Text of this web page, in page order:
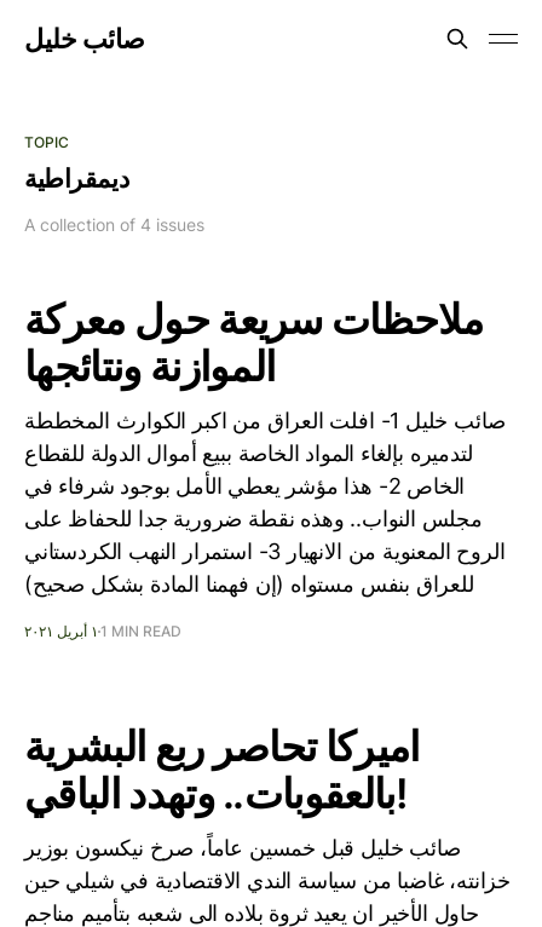
صائب خليل
TOPIC
ديمقراطية
A collection of 4 issues
ملاحظات سريعة حول معركة
الموازنة ونتائجها
صائب خليل 1- افلت العراق من اكبر الكوارث المخططة
لتدميره بإلغاء المواد الخاصة ببيع أموال الدولة للقطاع
الخاص 2- هذا مؤشر يعطي الأمل بوجود شرفاء في
مجلس النواب.. وهذه نقطة ضرورية جدا للحفاظ على
الروح المعنوية من الانهيار 3- استمرار النهب الكردستاني
للعراق بنفس مستواه (إن فهمنا المادة بشكل صحيح)
١ أبريل ٢٠٢١ 1 MIN READ
اميركا تحاصر ربع البشرية
بالعقوبات.. وتهدد الباقي!
صائب خليل قبل خمسين عاماً، صرخ نيكسون بوزير
خزانته، غاضبا من سياسة الندي الاقتصادية في شيلي حين
حاول الأخير ان يعيد ثروة بلاده الى شعبه بتأميم مناجم